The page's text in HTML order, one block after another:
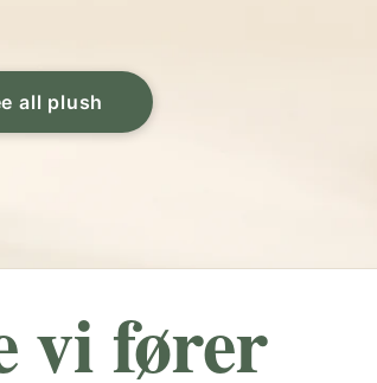
all plush
vi fører